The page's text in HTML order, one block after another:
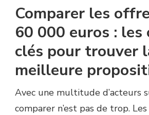
Comparer les
60 000 euros : les
clés pour trouver
meilleure
Avec une multitude d’acteurs
comparer n’est pas de trop.